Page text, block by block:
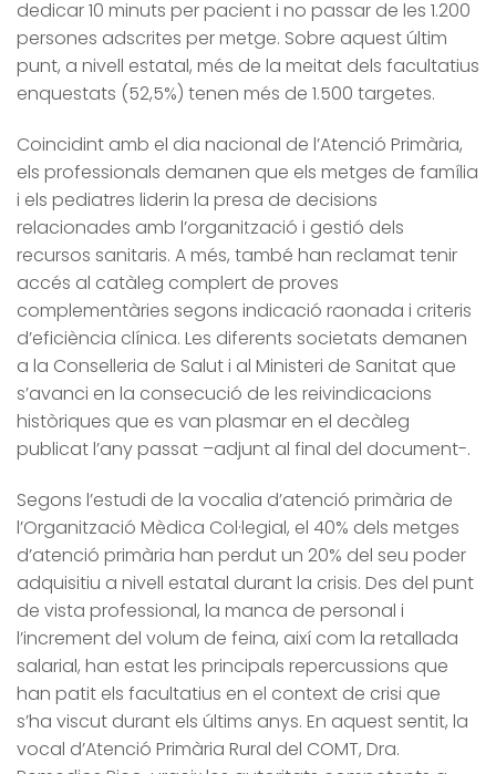
dedicar 10 minuts per pacient i no passar de les 1.200
persones adscrites per metge. Sobre aquest últim
punt, a nivell estatal, més de la meitat dels facultatius
enquestats (52,5%) tenen més de 1.500 targetes.
Coincidint amb el dia nacional de l’Atenció Primària,
els professionals demanen que els metges de família
i els pediatres liderin la presa de decisions
relacionades amb l’organització i gestió dels
recursos sanitaris. A més, també han reclamat tenir
accés al catàleg complert de proves
complementàries segons indicació raonada i criteris
d’eficiència clínica. Les diferents societats demanen
a la Conselleria de Salut i al Ministeri de Sanitat que
s’avanci en la consecució de les reivindicacions
històriques que es van plasmar en el decàleg
publicat l’any passat –adjunt al final del document-.
Segons l’estudi de la vocalia d’atenció primària de
l’Organització Mèdica Col·legial, el 40% dels metges
d’atenció primària han perdut un 20% del seu poder
adquisitiu a nivell estatal durant la crisis. Des del punt
de vista professional, la manca de personal i
l’increment del volum de feina, així com la retallada
salarial, han estat les principals repercussions que
han patit els facultatius en el context de crisi que
s’ha viscut durant els últims anys. En aquest sentit, la
vocal d’Atenció Primària Rural del COMT, Dra.